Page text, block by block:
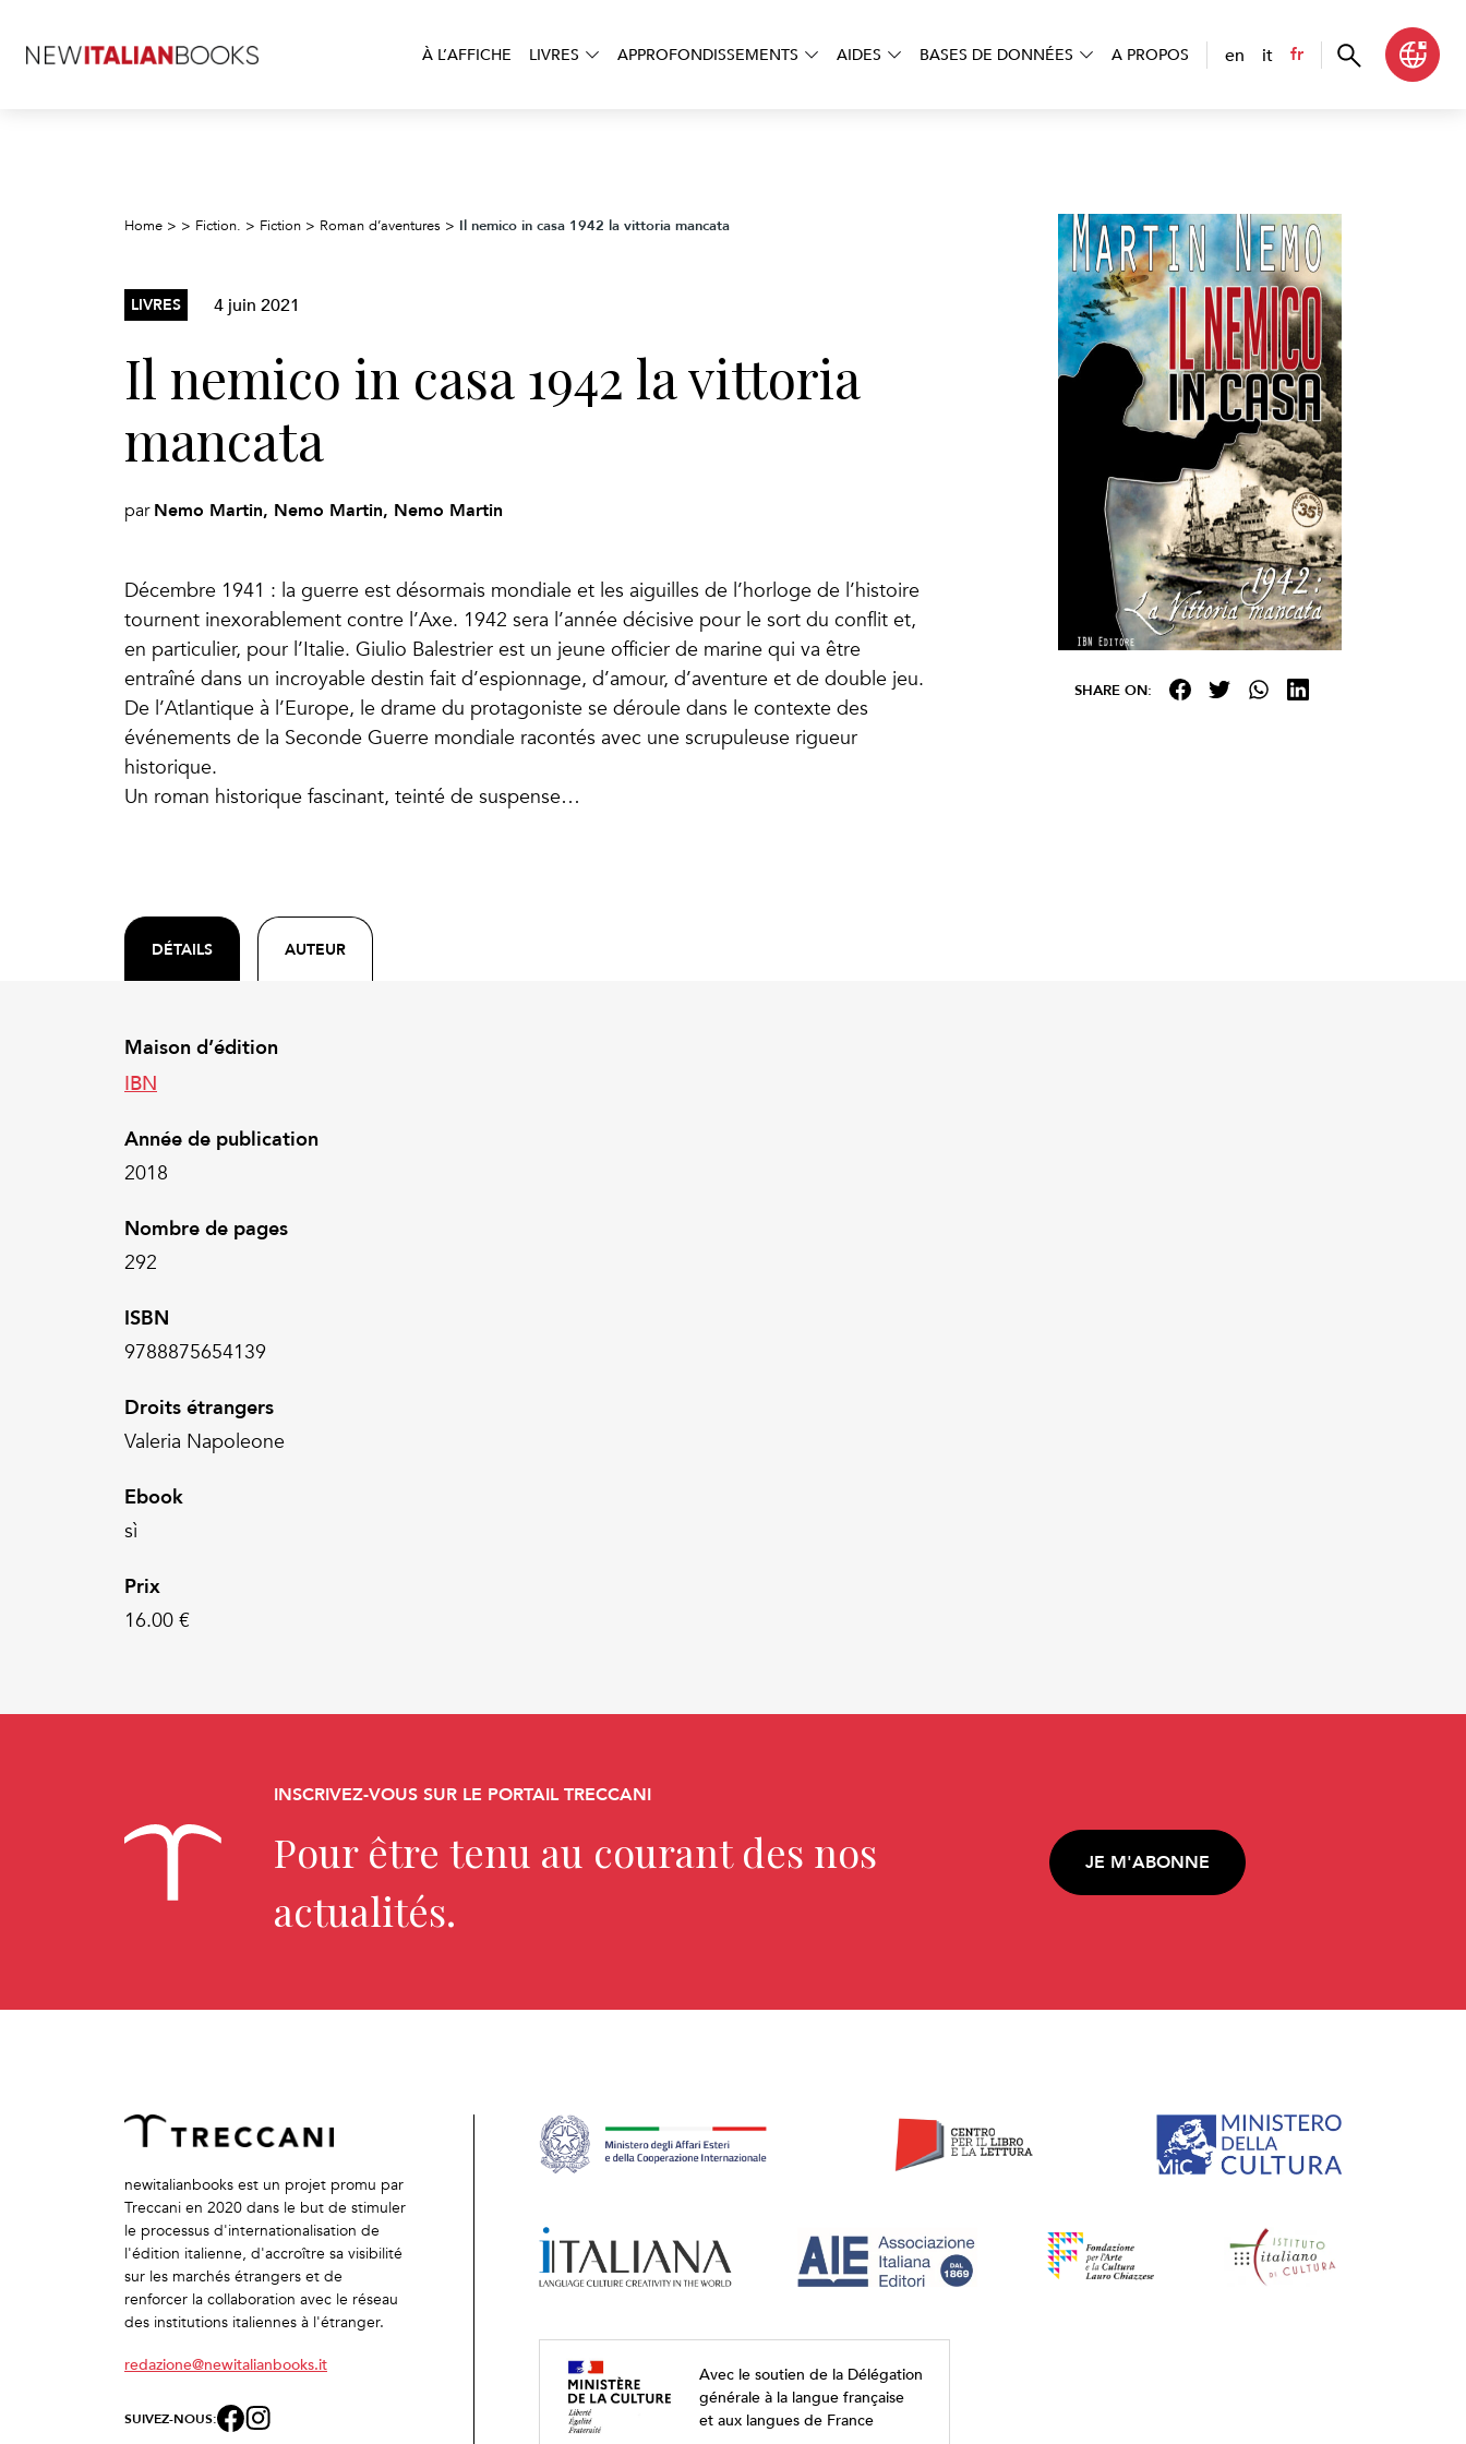
À L’AFFICHE LIVRES APPROFONDISSEMENTS AIDES BASES DE DONNÉES A PROPOS en it fr
Home > > Fiction. > Fiction > Roman d’aventures > Il nemico in casa 1942 la vittoria mancata
LIVRES 4 juin 2021
Il nemico in casa 1942 la vittoria
mancata
par Nemo Martin, Nemo Martin, Nemo Martin
Décembre 1941 : la guerre est désormais mondiale et les aiguilles de l’horloge de l’histoire
tournent inexorablement contre l’Axe. 1942 sera l’année décisive pour le sort du conflit et,
en particulier, pour l’Italie. Giulio Balestrier est un jeune officier de marine qui va être
entraîné dans un incroyable destin fait d’espionnage, d’amour, d’aventure et de double jeu.
De l’Atlantique à l’Europe, le drame du protagoniste se déroule dans le contexte des
événements de la Seconde Guerre mondiale racontés avec une scrupuleuse rigueur
historique.
Un roman historique fascinant, teinté de suspense…
DÉTAILS AUTEUR
Maison d’édition
IBN
Année de publication
2018
Nombre de pages
292
ISBN
9788875654139
Droits étrangers
Valeria Napoleone
Ebook
sì
Prix
16.00 €
SHARE ON:
INSCRIVEZ-VOUS SUR LE PORTAIL TRECCANI
Pour être tenu au courant des nos
actualités.
JE M'ABONNE
newitalianbooks est un projet promu par
Treccani en 2020 dans le but de stimuler
le processus d'internationalisation de
l'édition italienne, d'accroître sa visibilité
sur les marchés étrangers et de
renforcer la collaboration avec le réseau
des institutions italiennes à l'étranger.
redazione@newitalianbooks.it
SUIVEZ-NOUS:
Avec le soutien de la Délégation
générale à la langue française
et aux langues de France